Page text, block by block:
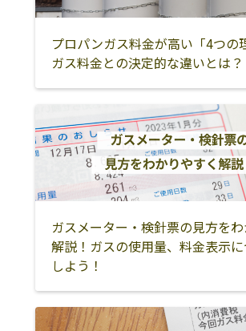
プロパンガス料金が高い「4つの
ガス料金との決定的な違いとは？
ガスメーター・検針票の見方を
解説！ガスの使用量、料金表示
しよう！